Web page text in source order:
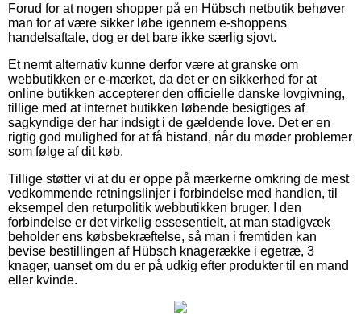
Forud for at nogen shopper på en Hübsch netbutik behøver
man for at være sikker løbe igennem e-shoppens
handelsaftale, dog er det bare ikke særlig sjovt.
Et nemt alternativ kunne derfor være at granske om
webbutikken er e-mærket, da det er en sikkerhed for at
online butikken accepterer den officielle danske lovgivning,
tillige med at internet butikken løbende besigtiges af
sagkyndige der har indsigt i de gældende love. Det er en
rigtig god mulighed for at få bistand, når du møder problemer
som følge af dit køb.
Tillige støtter vi at du er oppe på mærkerne omkring de mest
vedkommende retningslinjer i forbindelse med handlen, til
eksempel den returpolitik webbutikken bruger. I den
forbindelse er det virkelig essesentielt, at man stadigvæk
beholder ens købsbekræftelse, så man i fremtiden kan
bevise bestillingen af Hübsch knagerække i egetræ, 3
knager, uanset om du er på udkig efter produkter til en mand
eller kvinde.